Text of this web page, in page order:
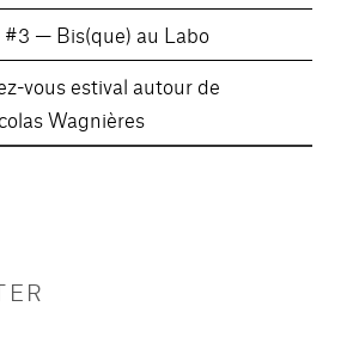
#3 — Bis(que) au Labo
vous estival autour de
Wagnières